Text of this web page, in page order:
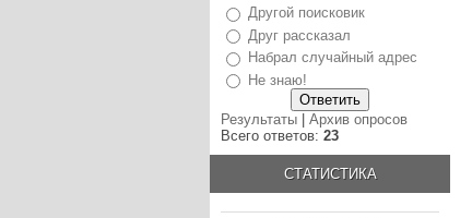
Другой поисковик
Друг рассказал
Набрал случайный адрес
Не знаю!
Результаты
Архив опросов
Всего ответов: 23
СТАТИСТИКА